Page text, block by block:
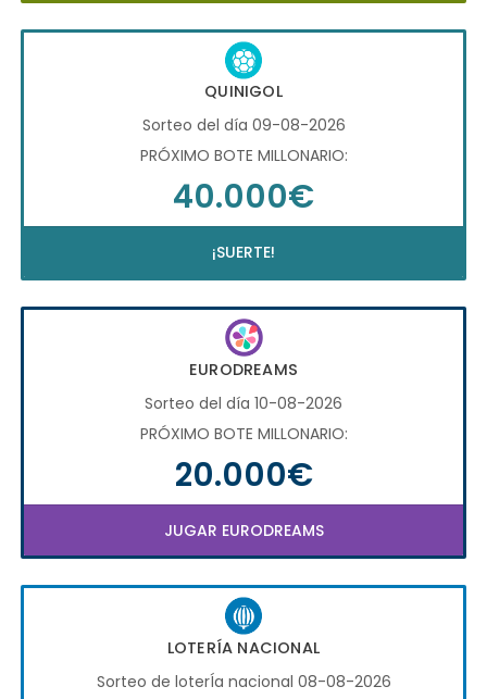
QUINIGOL
Sorteo del día 09-08-2026
PRÓXIMO BOTE MILLONARIO:
40.000€
¡SUERTE!
EURODREAMS
Sorteo del día 10-08-2026
PRÓXIMO BOTE MILLONARIO:
20.000€
JUGAR EURODREAMS
LOTERÍA NACIONAL
Sorteo de loterÍa nacional 08-08-2026